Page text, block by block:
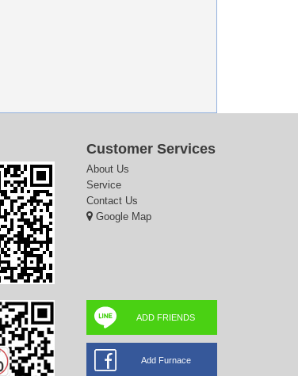
Customer Services
About Us
Service
Contact Us
Google Map
ADD FRIENDS
Add Furnace